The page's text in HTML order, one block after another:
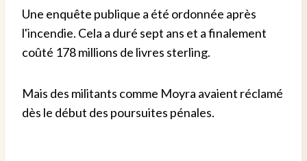
Une enquête publique a été ordonnée après
l'incendie. Cela a duré sept ans et a finalement
coûté 178 millions de livres sterling.
Mais des militants comme Moyra avaient réclamé
dès le début des poursuites pénales.